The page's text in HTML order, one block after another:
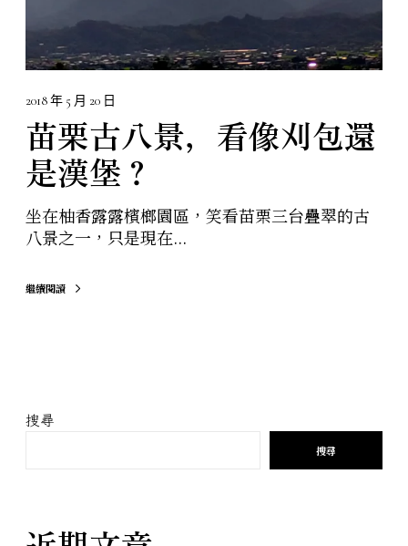
還
是
漢
堡
？
2018 年 5 月 20 日
苗栗古八景，看像刈包還
是漢堡？
坐在柚香露露檳榔園區，笑看苗栗三台疊翠的古
八景之一，只是現在...
繼續閱讀
搜尋
搜尋